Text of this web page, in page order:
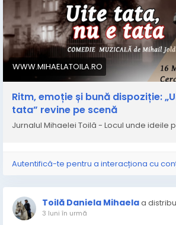
WWW.MIHAELATOILA.RO
Ritm, emoție și bună dispoziție:
tata” revine pe scenă
Jurnalul Mihaelei Toilă - Locul unde ideile
Autentifică-te pentru a interacționa cu
Toilă Daniela Mihaelaa
3 luni în urmă